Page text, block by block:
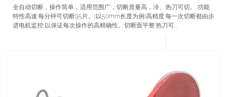
全自动切断，操作简单，适用范围广，切断质量高，冷、热刀可切。 功能
特性高速:每分钟可切断95片。(以50mm长度为例)高精度:每一次切断都由步
进电机监控,以保证每次操作的高精确性。切断面平整:热刀可...